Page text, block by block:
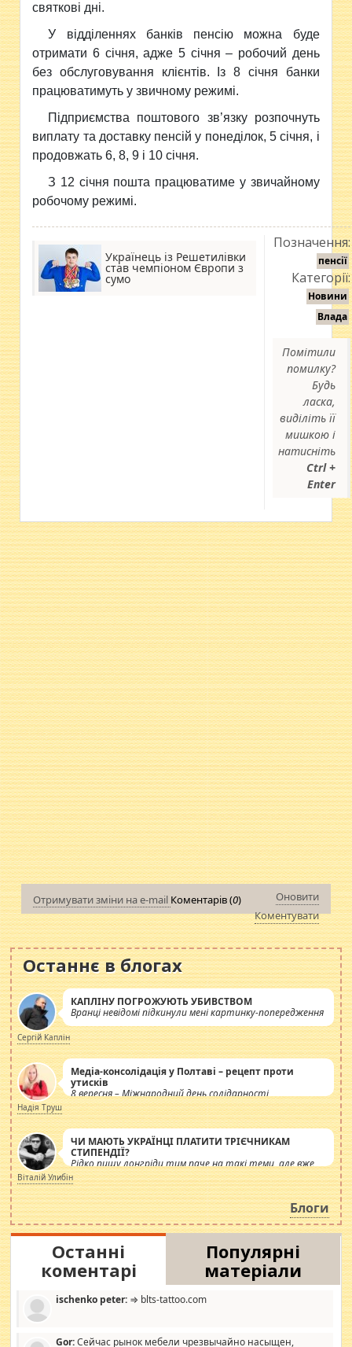
святкові дні.
У відділеннях банків пенсію можна буде
отримати 6 січня, адже 5 січня – робочий день
без обслуговування клієнтів. Із 8 січня банки
працюватимуть у звичному режимі.
Підприємства поштового зв’язку розпочнуть
виплату та доставку пенсій у понеділок, 5 січня, і
продовжать 6, 8, 9 і 10 січня.
З 12 січня пошта працюватиме у звичайному
робочому режимі.
Українець із Решетилівки
став чемпіоном Європи з
сумо
Позначення:
пенсії
Категорії:
Новини
Влада
Помітили
помилку?
Будь
ласка,
виділіть її
мишкою і
натисніть
Ctrl +
Enter
Отримувати зміни на e-mail Коментарів (0)
Оновити
Коментувати
Останнє в блогах
КАПЛІНУ ПОГРОЖУЮТЬ УБИВСТВОМ
Вранці невідомі підкинули мені картинку-попередження
Сергій Каплін
Медіа-консолідація у Полтаві – рецепт проти
утисків
8 вересня – Міжнародний день солідарності
журналістів.
Надія Труш
ЧИ МАЮТЬ УКРАЇНЦІ ПЛАТИТИ ТРІЄЧНИКАМ
СТИПЕНДІЇ?
Рідко пишу лонгріди тим паче на такі теми, але вже
просто дістало! Обурюють сьогоднішні інсенуації
навколо стипендіального питання. Штучно
роздувається ще одна соціальна катастрофа.
Віталій Улибін
Блоги
Останні
коментарі
Популярні
матеріали
ischenko peter: ⇒ blts-tattoo.com
Gor:Сейчас рынок мебели чрезвычайно насыщен,